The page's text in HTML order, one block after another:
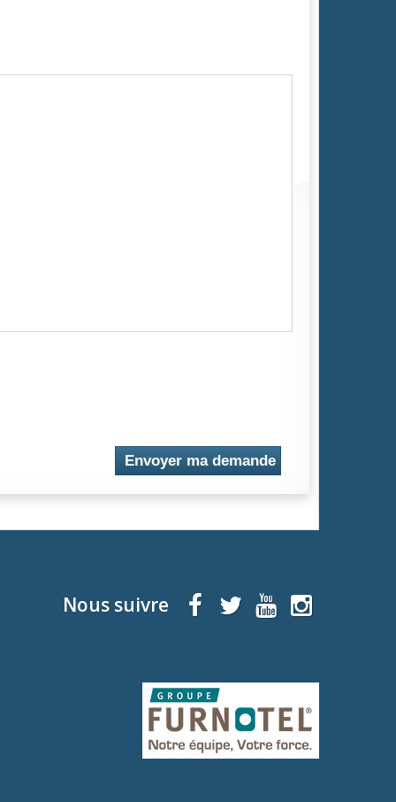
Envoyer ma demande
Nous suivre